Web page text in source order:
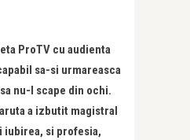
ProTV cu audienta
sa-si urmareasca
nu-l scape din ochi.
a izbutit magistral
iubirea, si profesia,